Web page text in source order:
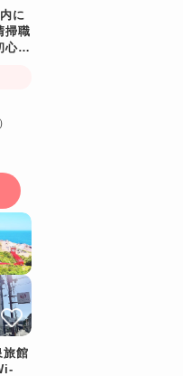
に
掃職
心者
旅館